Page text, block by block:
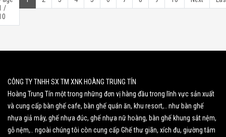
/
CÔNG TY TNHH SX TM XNK HOÀNG TRUNG TÍN
Hoàng Trung Tín một trong những đơn vị hàng đầu trong lĩnh vực sản xuất
và cung cấp bàn ghế cafe, bàn ghế quán ăn, khu resort,.. như bàn ghế
nhựa giả mây, ghế nhựa đúc, ghế nhựa nữ hoàng, bàn ghế khung sắt nệm,
gỗ nệm,.. ngoài chúng tôi còn cung cấp Ghế thư giãn, xích đu, giường tắm